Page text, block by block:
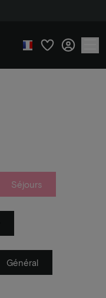
Séjours
Général